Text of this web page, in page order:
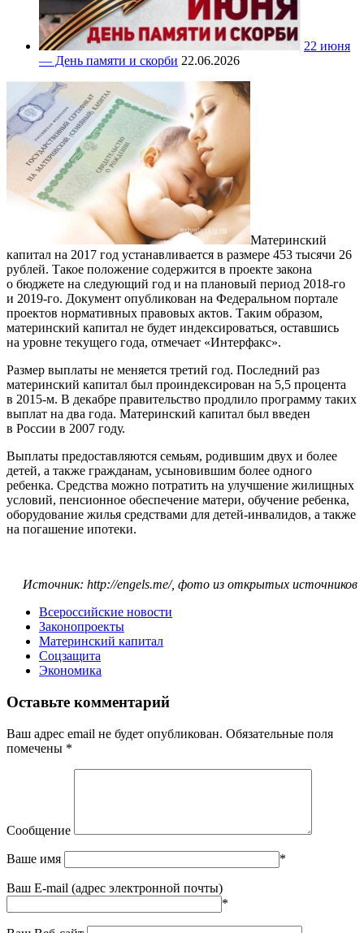
22 июня
— День памяти и скорби 22.06.2026
Материнский
капитал на 2017 год устанавливается в размере 453 тысячи 26
рублей. Такое положение содержится в проекте закона
о бюджете на следующий год и на плановый период 2018-го
и 2019-го. Документ опубликован на Федеральном портале
проектов нормативных правовых актов. Таким образом,
материнский капитал не будет индексироваться, оставшись
на уровне текущего года, отмечает «Интерфакс».
Размер выплаты не меняется третий год. Последний раз
материнский капитал был проиндексирован на 5,5 процента
в 2015-м. В декабре правительство продлило программу таких
выплат на два года. Материнский капитал был введен
в России в 2007 году.
Выплаты предоставляются семьям, родившим двух и более
детей, а также гражданам, усыновившим более одного
ребенка. Средства можно потратить на улучшение жилищных
условий, пенсионное обеспечение матери, обучение ребенка,
оборудование жилья средствами для детей-инвалидов, а также
на погашение ипотеки.
Источник: http://engels.me/, фото из открытых источников
Всероссийские новости
Законопроекты
Материнский капитал
Соцзащита
Экономика
Оставьте комментарий
Ваш адрес email не будет опубликован. Обязательные поля
помечены *
Сообщение
Ваше имя *
Ваш E-mail (адрес электронной почты)
*